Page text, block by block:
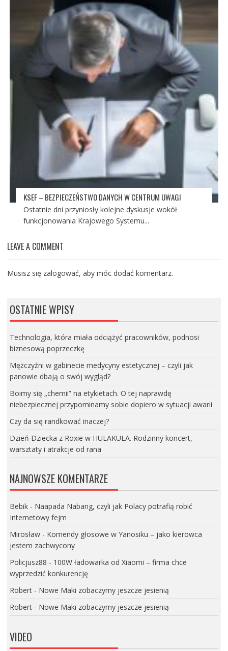
KSEF – BEZPIECZEŃSTWO DANYCH W CENTRUM UWAGI
Ostatnie dni przyniosły kolejne dyskusje wokół
funkcjonowania Krajowego Systemu...
LEAVE A COMMENT
Musisz się zalogować, aby móc dodać komentarz.
OSTATNIE WPISY
Technologia, która miała odciążyć pracowników, podnosi
biznesową poprzeczkę
Mężczyźni w gabinecie medycyny estetycznej – czyli jak
panowie dbają o swój wygląd?
Boimy się „chemii” na etykietach. O tej naprawdę
niebezpiecznej przypominamy sobie dopiero w sytuacji awarii
Czy da się randkować inaczej?
Dzień Dziecka z Roxie w HULAKULA. Rodzinny koncert,
warsztaty i atrakcje od rana
NAJNOWSZE KOMENTARZE
Bebik- Naapada Nabang, czyli jak Polacy potrafią robić
Internetowy fejm
Mirosław- Komendy głosowe w Yanosiku – jako kierowca
jestem zachwycony
Policjusz88 - 100W ładowarka od Xiaomi – firma chce
wyprzedzić konkurencję
Robert- Nowe Maki zobaczymy jeszcze jesienią
Robert- Nowe Maki zobaczymy jeszcze jesienią
VIDEO